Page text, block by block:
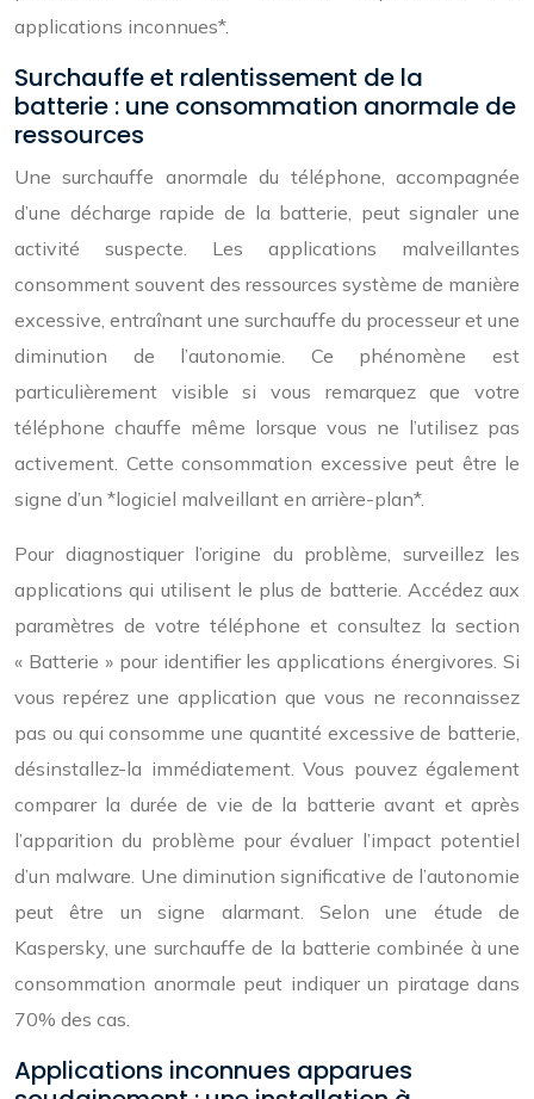
applications inconnues*.
Surchauffe et ralentissement de la
batterie : une consommation anormale de
ressources
Une surchauffe anormale du téléphone, accompagnée
d’une décharge rapide de la batterie, peut signaler une
activité suspecte. Les applications malveillantes
consomment souvent des ressources système de manière
excessive, entraînant une surchauffe du processeur et une
diminution de l’autonomie. Ce phénomène est
particulièrement visible si vous remarquez que votre
téléphone chauffe même lorsque vous ne l’utilisez pas
activement. Cette consommation excessive peut être le
signe d’un *logiciel malveillant en arrière-plan*.
Pour diagnostiquer l’origine du problème, surveillez les
applications qui utilisent le plus de batterie. Accédez aux
paramètres de votre téléphone et consultez la section
« Batterie » pour identifier les applications énergivores. Si
vous repérez une application que vous ne reconnaissez
pas ou qui consomme une quantité excessive de batterie,
désinstallez-la immédiatement. Vous pouvez également
comparer la durée de vie de la batterie avant et après
l’apparition du problème pour évaluer l’impact potentiel
d’un malware. Une diminution significative de l’autonomie
peut être un signe alarmant. Selon une étude de
Kaspersky, une surchauffe de la batterie combinée à une
consommation anormale peut indiquer un piratage dans
70% des cas.
Applications inconnues apparues